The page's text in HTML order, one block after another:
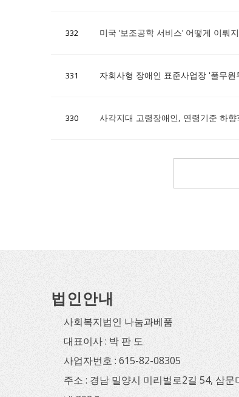
332 미국 ‘보조공학 서비스’ 어떻게 이뤄
331 자회사형 장애인 표준사업장 '풀무원
330 사각지대 고령장애인, 연령기준 하향
법인안내
사회복지법인 나눔과베품
대표이사 : 박 판 도
사업자번호 : 615-82-08305
주소 : 경남 밀양시 미리벌로2길 54, 삼문